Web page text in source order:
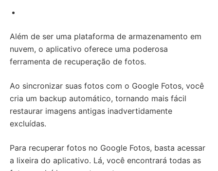
Além de ser uma plataforma de armazenamento em
nuvem, o aplicativo oferece uma poderosa
ferramenta de recuperação de fotos.
Ao sincronizar suas fotos com o Google Fotos, você
cria um backup automático, tornando mais fácil
restaurar imagens antigas inadvertidamente
excluídas.
Para recuperar fotos no Google Fotos, basta acessar
a lixeira do aplicativo. Lá, você encontrará todas as